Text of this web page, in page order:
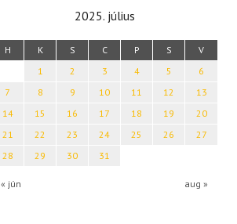
2025. július
H K S C P S V
« jún aug »
1 2 3 4 5
6
7
8 9 10 11 12
13
14
15 16 17 18 19
20
21
22 23 24 25 26
27
28
29 30 31